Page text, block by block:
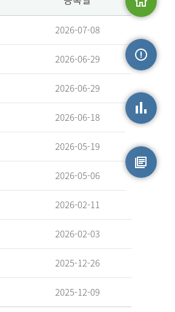
2026-07-08
2026-06-29
2026-06-29
2026-06-18
2026-05-19
2026-05-06
2026-02-11
2026-02-03
2025-12-26
2025-12-09